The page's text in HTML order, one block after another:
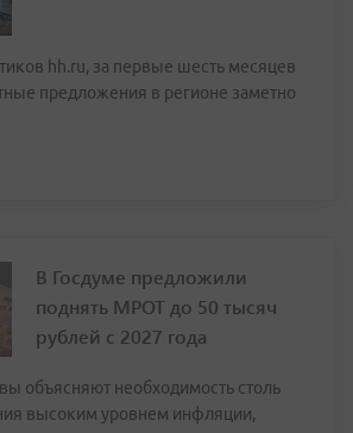
hh.ru, за первые шесть месяцев
предложения в регионе заметно
В Госдуме предложили
поднять МРОТ до 50 тысяч
рублей с 2027 года
объясняют необходимость столь
высоким уровнем инфляции,